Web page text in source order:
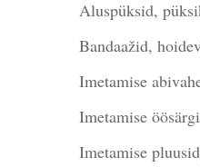
Aluspüksid,
Bandaažid,
Imetamise
Imetamise
Imetamise